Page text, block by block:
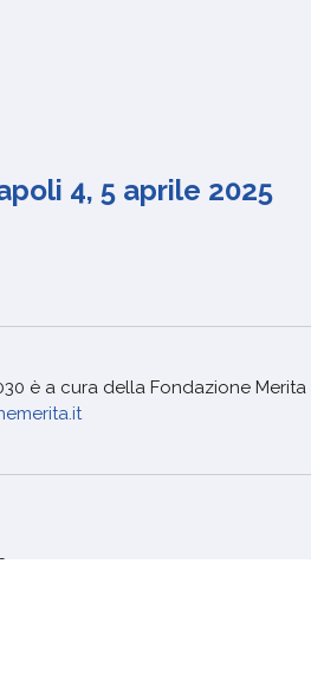
4, 5 aprile 2025
è a cura della Fondazione Merita